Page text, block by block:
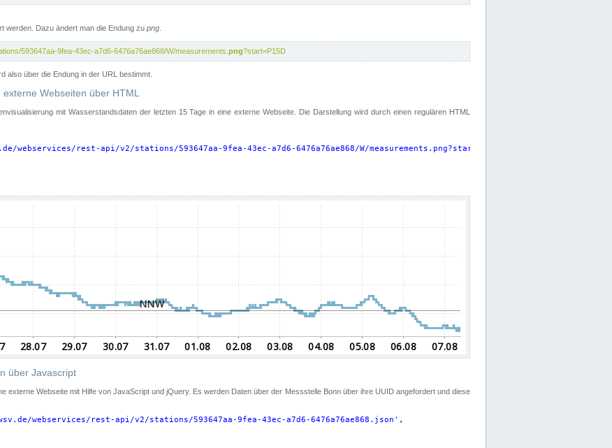
werden. Dazu ändert man die Endung zu png
593647aa-9fea-43ec-a7d6-6476a76ae868/W/measurements. png?start=P15D
also über die Endung in der URL bestimmt.
Webseiten über HTML
mit Wasserstandsdaten der letzten 15 Tage in eine externe Webseite. Die Darstellung wird durch einen regulären HTML
webservices/rest-api/v2/stations/593647aa-9fea-43ec-a7d6-6476a76ae868/W/measurements.png?start=P15D&width=925&height=220
über Javascript
externe Webseite mit Hilfe von JavaScript und jQuery. Es werden Daten über der Messstelle Bonn über ihre UUID angefordert und diese
webservices/rest-api/v2/stations/593647aa-9fea-43ec-a7d6-6476a76ae868.json ' ,